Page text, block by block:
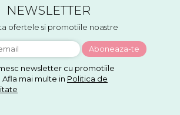
NEWSLETTER
ofertele si promotiile noastre
newsletter cu promotiile
Afla mai multe in Politica de